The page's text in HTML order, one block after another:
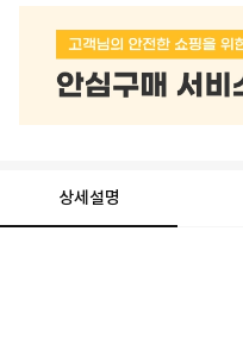
상세설명